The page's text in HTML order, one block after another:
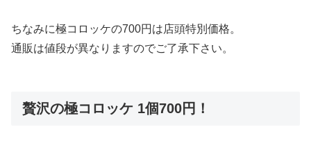
ちなみに極コロッケの700円は店頭特別価格。
通販は値段が異なりますのでご了承下さい。
贅沢の極コロッケ 1個700円！